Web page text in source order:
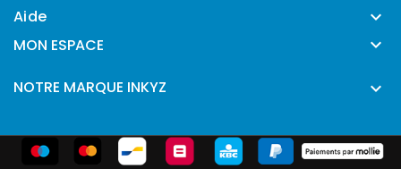
Aide 
MON ESPACE 
NOTRE MARQUE INKYZ 